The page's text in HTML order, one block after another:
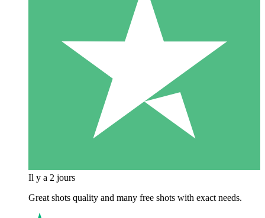
Il y a 2 jours
Great shots quality and many free shots with exact needs.